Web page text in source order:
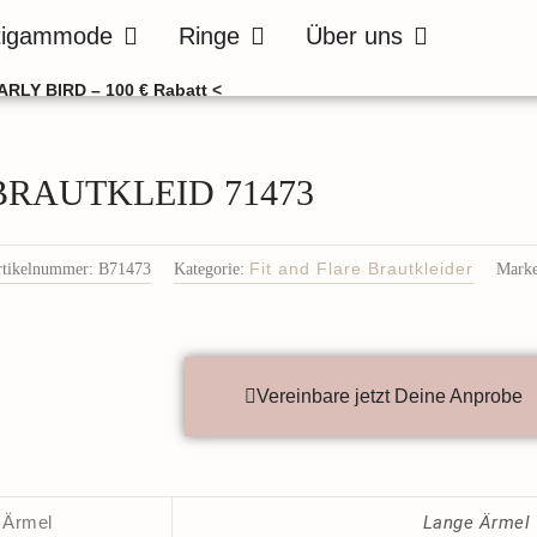
Öffne Bräutigammode
Ringe Öffne RingeÜber uns Öffne Über uns
BIRD – 100 € Rabatt <
71473
B71473 Kategorie: Fit and Flare Brautkleider
Vereinbare jetzt Deine Anprobe
Ärmel Lange Ärmel